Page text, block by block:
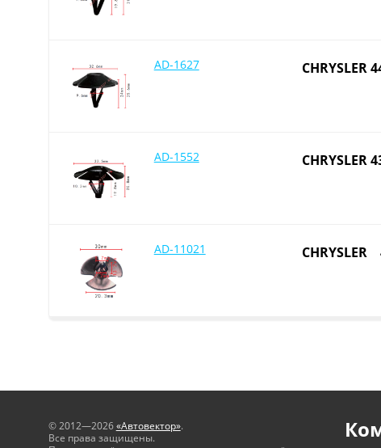
AD-1627 CHRYSLER
AD-1552 CHRYSLER
AD-11021 CHRYSLER
© 2012—2026«Автовектор».
Все права защищены.